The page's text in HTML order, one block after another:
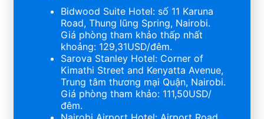
Bidwood Suite Hotel: số 11 Karuna
Road, Thung lũng Spring, Nairobi.
Giá phòng tham khảo thấp nhất
khoảng: 129,31USD/đêm.
Sarova Stanley Hotel: Corner of
Kimathi Street and Kenyatta Avenue,
Trung tâm thương mại Quận, Nairobi.
Giá phòng tham khảo: 111,50USD/
đêm.